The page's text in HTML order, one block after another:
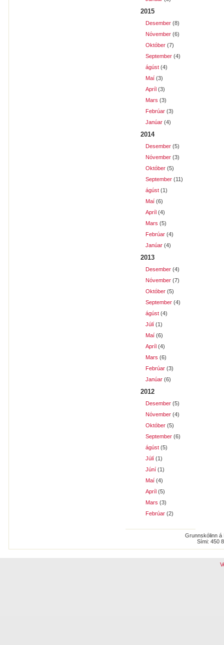
2015
Desember (8)
Nóvember (6)
Október (7)
September (4)
ágúst (4)
Maí (3)
Apríl (3)
Mars (3)
Febrúar (3)
Janúar (4)
2014
Desember (5)
Nóvember (3)
Október (5)
September (11)
ágúst (1)
Maí (6)
Apríl (4)
Mars (5)
Febrúar (4)
Janúar (4)
2013
Desember (4)
Nóvember (7)
Október (5)
September (4)
ágúst (4)
Júlí (1)
Maí (6)
Apríl (4)
Mars (6)
Febrúar (3)
Janúar (6)
2012
Desember (5)
Nóvember (4)
Október (5)
September (6)
ágúst (5)
Júlí (1)
Júní (1)
Maí (4)
Apríl (5)
Mars (3)
Febrúar (2)
Grunnskólinn á
Sími: 450